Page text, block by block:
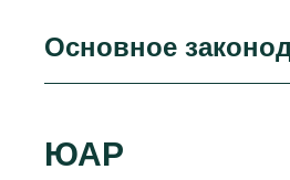
Основное
ЮАР